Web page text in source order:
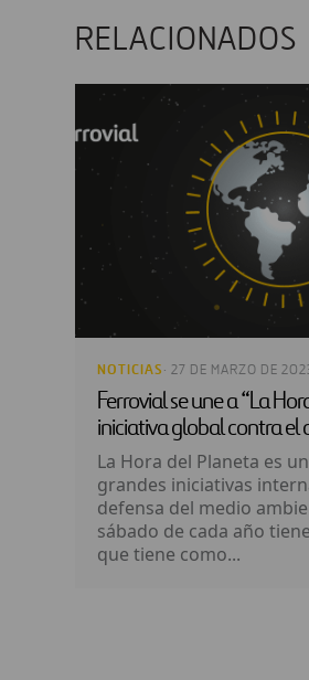
RELACIONADOS
NOTICIAS · 27 DE MARZO DE
Ferrovial se une a “La
iniciativa global contra el
La Hora del Planeta es
grandes iniciativas
defensa del medio
sábado de cada año
que tiene como...